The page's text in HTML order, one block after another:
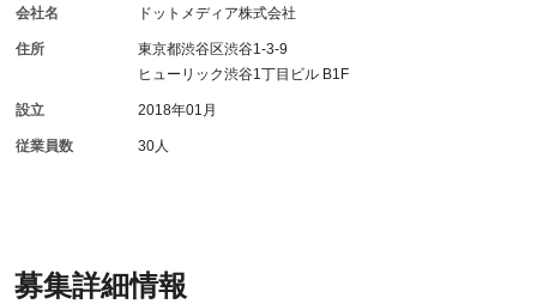
募集詳細情報
会社名 ドットメディア株式会社
住所
東京都渋谷区渋谷1-3-9
ヒューリック渋谷1丁目ビル B1F
設立 2018年01月
従業員数 30人